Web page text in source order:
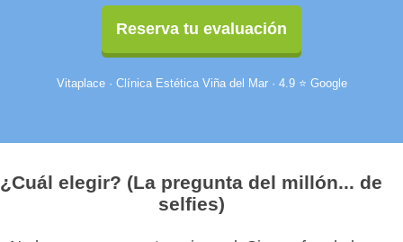
Reserva tu evaluación
Vitaplace · Clínica Estética Viña del Mar · 4.9 ⭐ Google
¿Cuál elegir? (La pregunta del millón... de
selfies)